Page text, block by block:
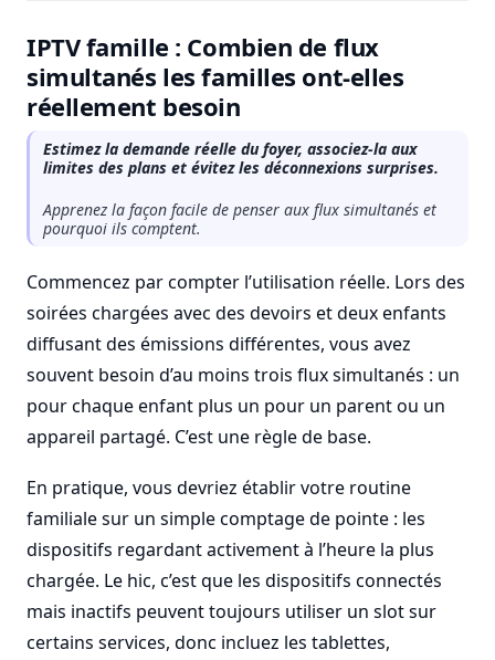
IPTV famille : Combien de flux
simultanés les familles ont-elles
réellement besoin
Estimez la demande réelle du foyer, associez-la aux
limites des plans et évitez les déconnexions surprises.
Apprenez la façon facile de penser aux flux simultanés et
pourquoi ils comptent.
Commencez par compter l’utilisation réelle. Lors des
soirées chargées avec des devoirs et deux enfants
diffusant des émissions différentes, vous avez
souvent besoin d’au moins trois flux simultanés : un
pour chaque enfant plus un pour un parent ou un
appareil partagé. C’est une règle de base.
En pratique, vous devriez établir votre routine
familiale sur un simple comptage de pointe : les
dispositifs regardant activement à l’heure la plus
chargée. Le hic, c’est que les dispositifs connectés
mais inactifs peuvent toujours utiliser un slot sur
certains services, donc incluez les tablettes,